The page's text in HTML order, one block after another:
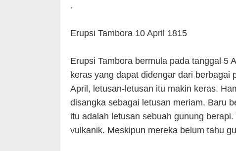
.
Erupsi Tambora 10 April 1815
Erupsi Tambora bermula pada tanggal 5
keras yang dapat didengar dari
April, letusan-letusan itu makin keras.
disangka sebagai letusan meriam. Baru
itu adalah letusan sebuah gunung
vulkanik. Meskipun mereka belum tahu